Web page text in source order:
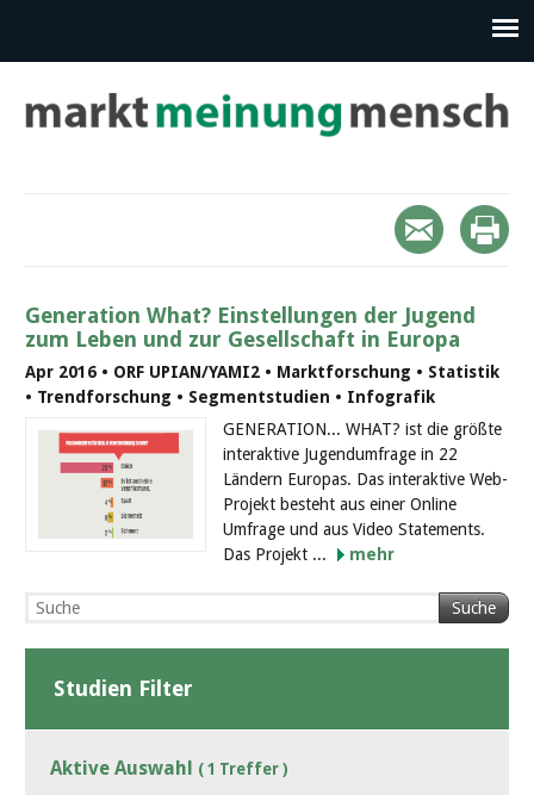
Generation What? Einstellungen der Jugend
zum Leben und zur Gesellschaft in Europa
Apr 2016 • ORF UPIAN/YAMI2 • Marktforschung • Statistik
• Trendforschung • Segmentstudien • Infografik
GENERATION... WHAT? ist die größte
interaktive Jugendumfrage in 22
Ländern Europas. Das interaktive Web-
Projekt besteht aus einer Online
Umfrage und aus Video Statements.
Das Projekt ...
mehr
Suche
Studien Filter
Aktive Auswahl ( 1 Treffer )